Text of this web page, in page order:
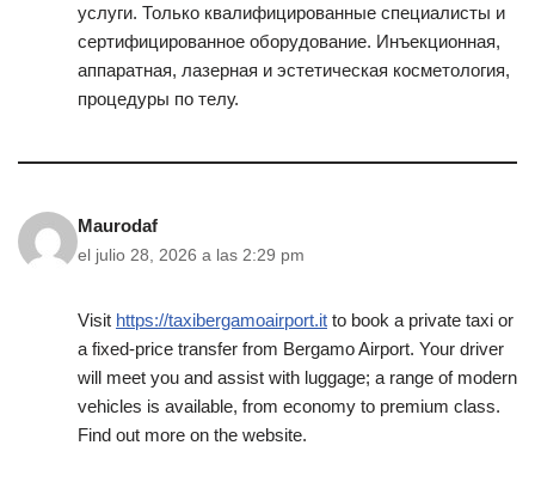
услуги. Только квалифицированные специалисты и
сертифицированное оборудование. Инъекционная,
аппаратная, лазерная и эстетическая косметология,
процедуры по телу.
Maurodaf
el julio 28, 2026 a las 2:29 pm
Visit https://taxibergamoairport.it to book a private taxi or
a fixed-price transfer from Bergamo Airport. Your driver
will meet you and assist with luggage; a range of modern
vehicles is available, from economy to premium class.
Find out more on the website.